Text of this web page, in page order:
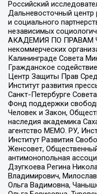
Российский
Дальневосточный центр
и социального
независимых
АКАДЕМИЯ ПО ПРАВАМ
некоммерческих
Калининграде Совета
Гражданское
Центр Защиты Прав
Институт развития
Санкт-Петербурге
Фонд поддержки
Человек и Закон,
наследия академика
агентство МЕМО. РУ,
Институт Развития
Женсовет,
антимонопольная
Дзугкоева Регина
Владимирович,
Ольга Вадимовна,